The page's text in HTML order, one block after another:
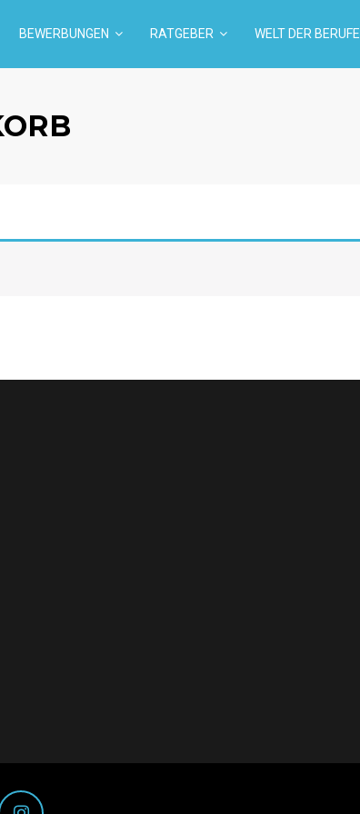
BEWERBUNGEN RATGEBER WELT DER BERUFE